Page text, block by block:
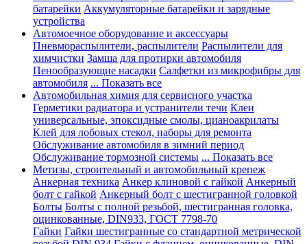
батарейки Аккумуляторные батарейки и зарядные
устройства
Автомоечное оборудование и аксессуары
Пневмораспылители, распылители Распылители для
химчистки Замша для протирки автомобиля
Пенообразующие насадки Салфетки из микрофибры для
автомобиля ... Показать все
Автомобильная химия для сервисного участка
Герметики радиатора и устранители течи Клеи
универсальные, эпоксидные смолы, цианоакрилаты
Клей для лобовых стекол, наборы для ремонта
Обслуживание автомобиля в зимний период
Обслуживание тормозной системы ... Показать все
Метизы, строительный и автомобильный крепеж
Анкерная техника Анкер клиновой с гайкой Анкерный
болт с гайкой Анкерный болт с шестигранной головкой
Болты Болты с полной резьбой, шестигранная головка,
оцинкованные, DIN933, ГОСТ 7798-70
Гайки Гайки шестигранные со стандартной метрической